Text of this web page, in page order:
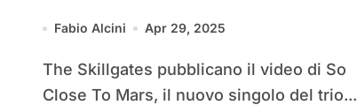
Fabio Alcini Apr 29, 2025
The Skillgates pubblicano il video di So
Close To Mars, il nuovo singolo del trio...